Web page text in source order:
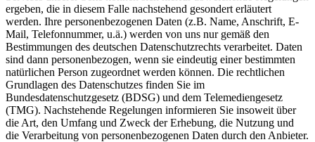
ergeben, die in diesem Falle nachstehend gesondert erläutert
werden. Ihre personenbezogenen Daten (z.B. Name, Anschrift, E-
Mail, Telefonnummer, u.ä.) werden von uns nur gemäß den
Bestimmungen des deutschen Datenschutzrechts verarbeitet. Daten
sind dann personenbezogen, wenn sie eindeutig einer bestimmten
natürlichen Person zugeordnet werden können. Die rechtlichen
Grundlagen des Datenschutzes finden Sie im
Bundesdatenschutzgesetz (BDSG) und dem Telemediengesetz
(TMG). Nachstehende Regelungen informieren Sie insoweit über
die Art, den Umfang und Zweck der Erhebung, die Nutzung und
die Verarbeitung von personenbezogenen Daten durch den Anbieter.